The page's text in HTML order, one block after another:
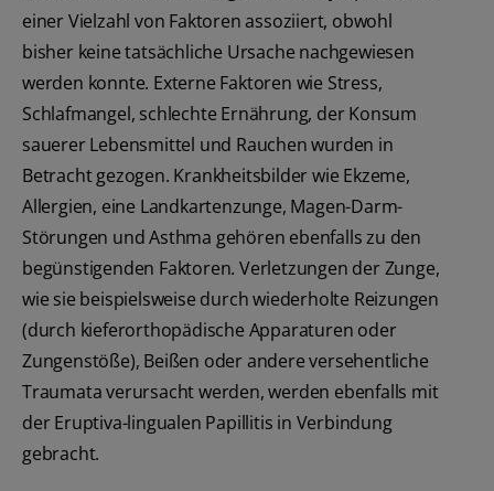
einer Vielzahl von Faktoren assoziiert, obwohl
bisher keine tatsächliche Ursache nachgewiesen
werden konnte. Externe Faktoren wie Stress,
Schlafmangel, schlechte Ernährung, der Konsum
sauerer Lebensmittel und Rauchen wurden in
Betracht gezogen. Krankheitsbilder wie Ekzeme,
Allergien, eine Landkartenzunge, Magen-Darm-
Störungen und Asthma gehören ebenfalls zu den
begünstigenden Faktoren. Verletzungen der Zunge,
wie sie beispielsweise durch wiederholte Reizungen
(durch kieferorthopädische Apparaturen oder
Zungenstöße), Beißen oder andere versehentliche
Traumata verursacht werden, werden ebenfalls mit
der Eruptiva-lingualen Papillitis in Verbindung
gebracht.